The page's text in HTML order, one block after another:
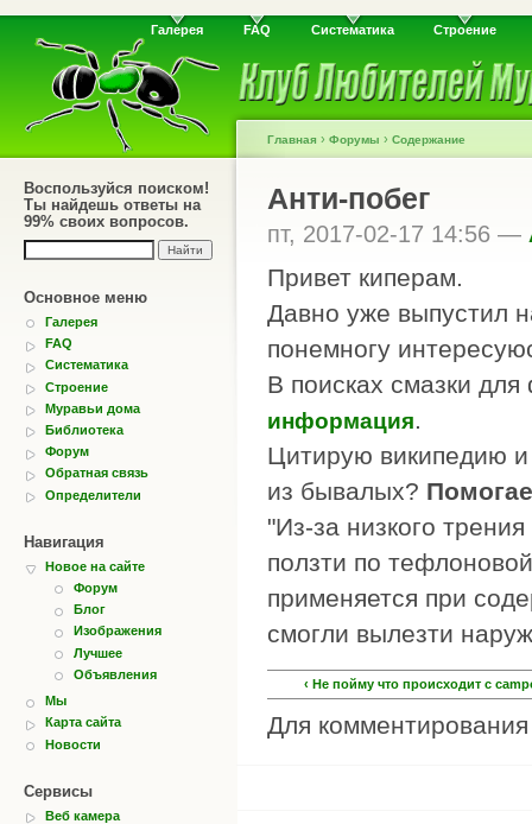
Галерея FAQ Систематика Строение
Воспользуйся поиском!
Ты найдешь ответы на
99% своих вопросов.
Основное меню
Галерея
FAQ
Систематика
Строение
Муравьи дома
Библиотека
Форум
Обратная связь
Определители
Навигация
Новое на сайте
Форум
Блог
Изображения
Лучшее
Объявления
Мы
Карта сайта
Новости
Сервисы
Веб камера
Главная › Форумы › Содержание
Анти-побег
пт, 2017-02-17 14:56 —
Привет киперам.
Давно уже выпустил
понемногу
В поисках смазки
информация.
Цитирую википедию и
из бывалых?
"Из-за низкого
ползти по
применяется при
смогли вылезти
‹ Не пойму что происходит с
Для